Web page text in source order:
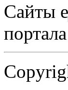
Сайты